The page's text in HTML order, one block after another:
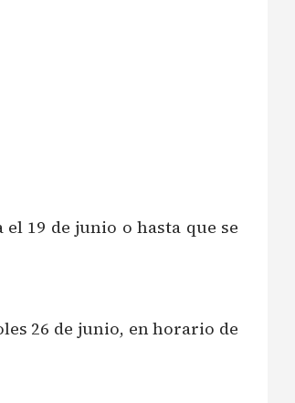
el 19 de junio o hasta que se
26 de junio, en horario de